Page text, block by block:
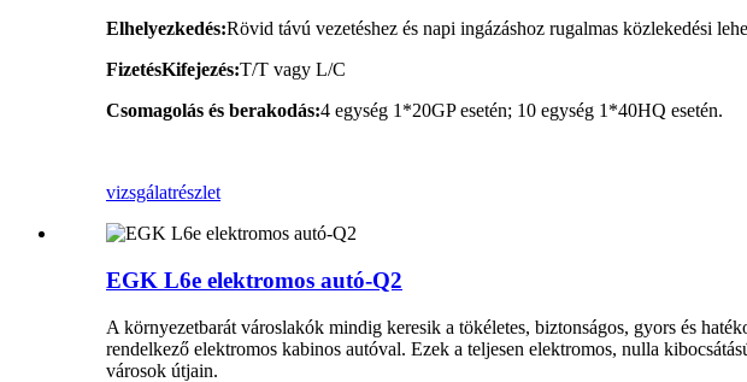
Elhelyezkedés:Rövid távú vezetéshez és napi ingázáshoz rugalmas közlekedési
FizetésKifejezés:T/T vagy L/C
Csomagolás és berakodás:4 egység 1*20GP esetén; 10 egység 1*40HQ esetén.
vizsgálatrészlet
EGK L6e elektromos autó-Q2
A környezetbarát városlakók mindig keresik a tökéletes, biztonságos, gyors és
rendelkező elektromos kabinos autóval. Ezek a teljesen elektromos, nulla
városok útjain.